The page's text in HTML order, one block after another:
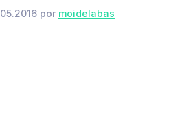
por moidelabas